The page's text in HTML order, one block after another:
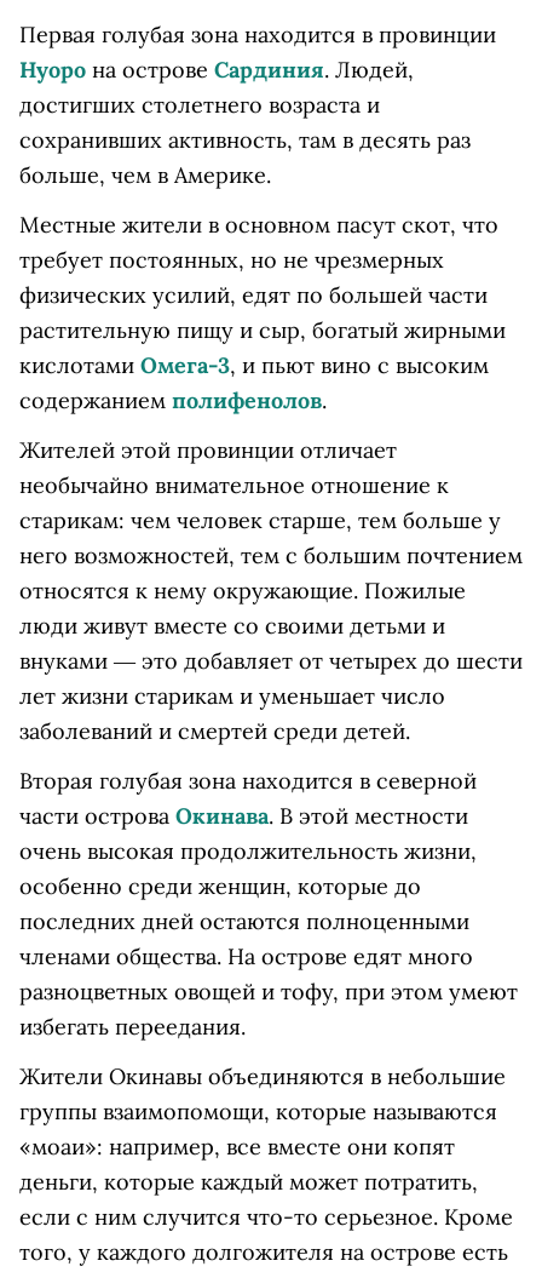
Первая голубая зона находится в провинции
Нуоро на острове Сардиния. Людей,
достигших столетнего возраста и
сохранивших активность, там в десять раз
больше, чем в Америке.
Местные жители в основном пасут скот, что
требует постоянных, но не чрезмерных
физических усилий, едят по большей части
растительную пищу и сыр, богатый жирными
кислотами Омега-3, и пьют вино с высоким
содержанием полифенолов.
Жителей этой провинции отличает
необычайно внимательное отношение к
старикам: чем человек старше, тем больше у
него возможностей, тем с большим почтением
относятся к нему окружающие. Пожилые
люди живут вместе со своими детьми и
внуками ― это добавляет от четырех до шести
лет жизни старикам и уменьшает число
заболеваний и смертей среди детей.
Вторая голубая зона находится в северной
части острова Окинава. В этой местности
очень высокая продолжительность жизни,
особенно среди женщин, которые до
последних дней остаются полноценными
членами общества. На острове едят много
разноцветных овощей и тофу, при этом умеют
избегать переедания.
Жители Окинавы объединяются в небольшие
группы взаимопомощи, которые называются
«моаи»: например, все вместе они копят
деньги, которые каждый может потратить,
если с ним случится что-то серьезное. Кроме
того, у каждого долгожителя на острове есть